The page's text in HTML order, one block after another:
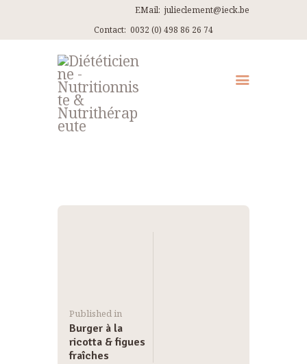
EMail: julieclement@ieck.be
Contact: 0032 (0) 498 86 26 74
QUI SUIS-JE ?
CONSULTATIONS
Navigation
Published in
Burger à la
ricotta & figues
fraîches